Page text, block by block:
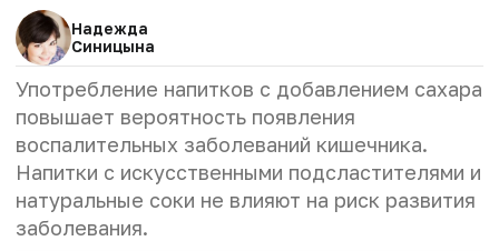
Надежда
Синицына
Употребление напитков с добавлением сахара
повышает вероятность появления
воспалительных заболеваний кишечника.
Напитки с искусственными подсластителями и
натуральные соки не влияют на риск развития
заболевания.